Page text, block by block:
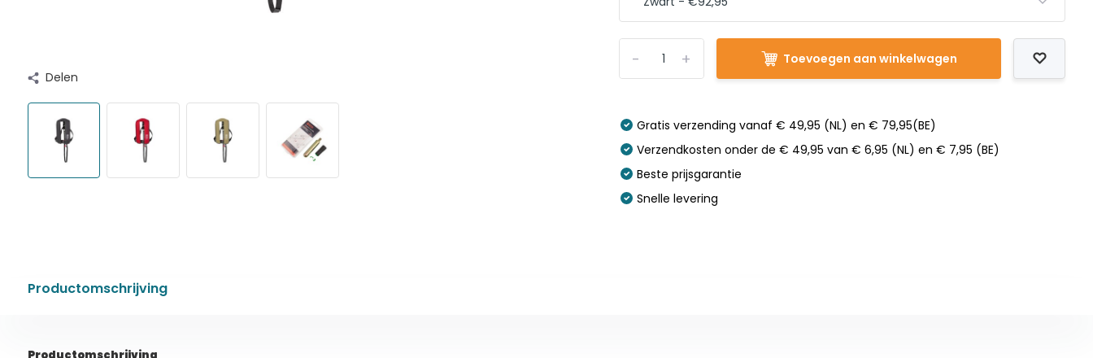
Delen
+
- Toevoegen aan winkelwagen
Gratis verzending vanaf € 49,95 (NL) en € 79,95(BE)
Verzendkosten onder de € 49,95 van € 6,95 (NL) en € 7,95 (BE)
Beste prijsgarantie
Snelle levering
Productomschrijving